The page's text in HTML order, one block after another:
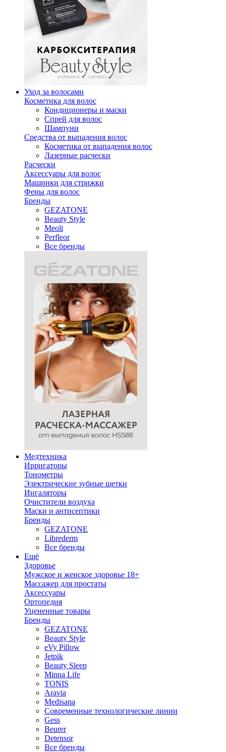
Уход за волосами
Косметика для волос
Кондиционеры и маски
Спрей для волос
Шампуни
Средства от выпадения волос
Косметика от выпадения волос
Лазерные расчески
Расчески
Аксессуары для волос
Машинки для стрижки
Фены для волос
Бренды
GEZATONE
Beauty Style
Meoli
Perfleor
Все бренды
Медтехника
Ирригаторы
Тонометры
Электрические зубные щетки
Ингаляторы
Очистители воздуха
Маски и антисептики
Бренды
GEZATONE
Librederm
Все бренды
Ещё
Здоровье
Мужское и женское здоровье 18+
Массажер для простаты
Аксессуары
Ортопедия
Уцененные товары
Бренды
GEZATONE
Beauty Style
eVy Pillow
Jetpik
Beauty Sleep
Minna Life
TONIS
Aravia
Medisana
Современные технологические линии
Gess
Beurer
Detensor
Все бренды